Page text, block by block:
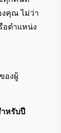
คุณ ไม่ว่า
อตำแหน่ง
องผู้
หรับปี